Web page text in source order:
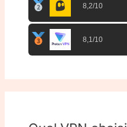
8,2/10
8,1/10